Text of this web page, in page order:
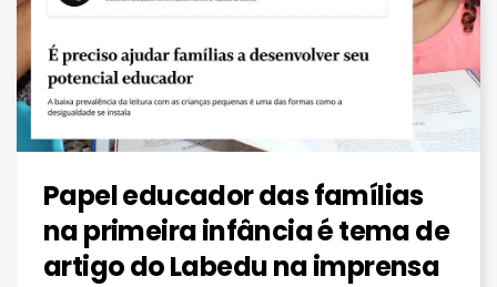
Papel educador das famílias
na primeira infância é tema de
artigo do Labedu na imprensa